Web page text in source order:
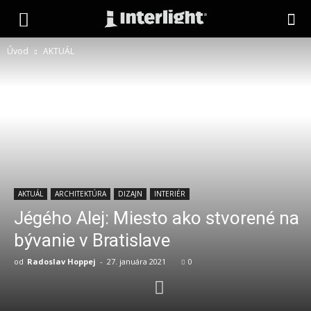
Úvod AKTUÁL
AKTUÁL ARCHITEKTÚRA DIZAJN INTERIÉR
Jégého Alej: Miesto ako stvorené na
bývanie v Bratislave
od Radoslav Hoppej - 27. januára 2021 0